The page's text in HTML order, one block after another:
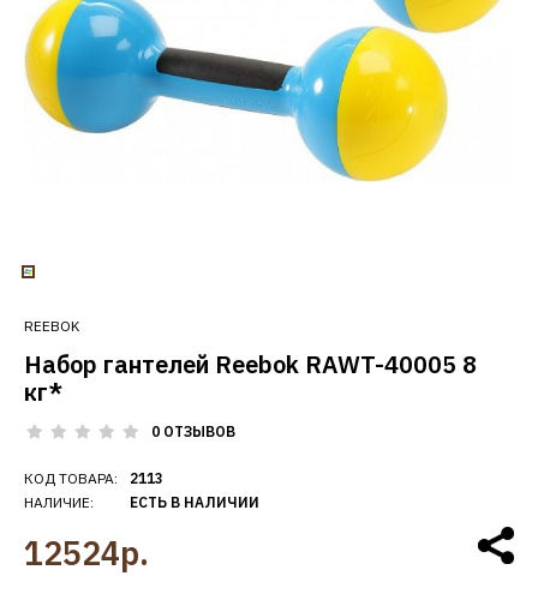
REEBOK
Набор гантелей Reebok RAWT-40005 8
кг*
0 ОТЗЫВОВ
КОД ТОВАРА:
НАЛИЧИЕ:
2113
ЕСТЬ В НАЛИЧИИ
12524р.